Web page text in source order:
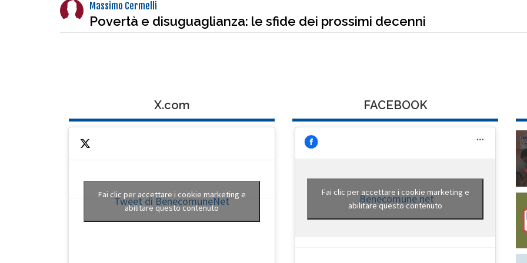
Massimo Cermelli
Povertà e disuguaglianza: le sfide dei prossimi decenni
X.com
Tweet di BenecomuneNet
Fai clic per accettare i cookie marketing e
abilitare questo contenuto
FACEBOOK
Benecomune.net
Fai clic per accettare i cookie marketing e
abilitare questo contenuto